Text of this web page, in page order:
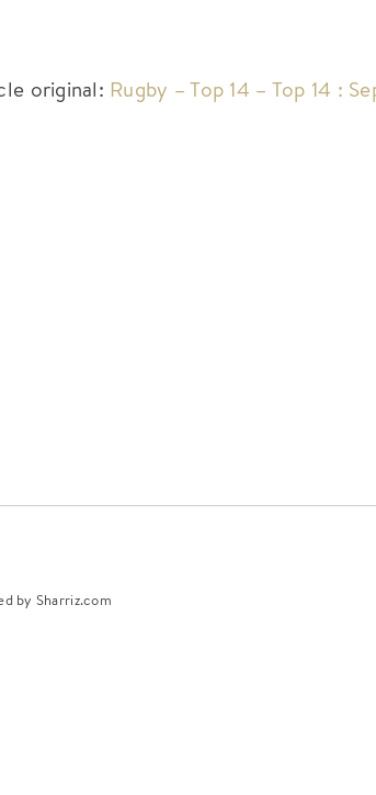
original: Rugby – Top 14 – Top 14 :
by Sharriz.com